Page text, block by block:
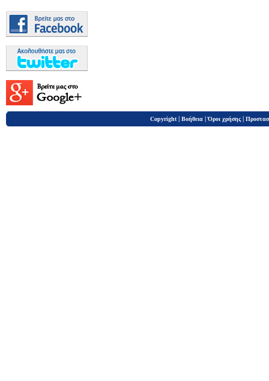
Copyright | Βοήθεια |Όροι χρήσης |